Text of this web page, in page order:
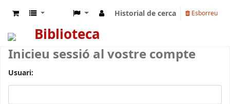
Historial de cerca Esborreu
Biblioteca
Inicieu sessió al vostre compte
Usuari: